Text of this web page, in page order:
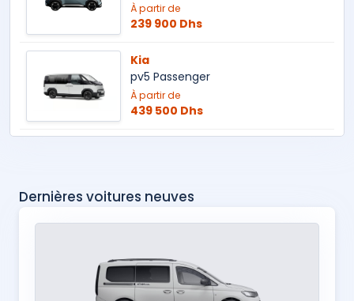
À partir de
239 900 Dhs
Kia
pv5 Passenger
À partir de
439 500 Dhs
Dernières voitures neuves